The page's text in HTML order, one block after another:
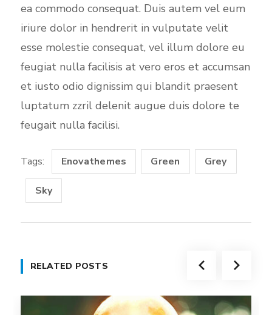
ea commodo consequat. Duis autem vel eum
iriure dolor in hendrerit in vulputate velit
esse molestie consequat, vel illum dolore eu
feugiat nulla facilisis at vero eros et accumsan
et iusto odio dignissim qui blandit praesent
luptatum zzril delenit augue duis dolore te
feugait nulla facilisi.
Tags: Enovathemes Green Grey
Sky
RELATED POSTS